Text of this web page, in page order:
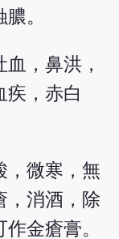
。
，鼻洪，
疾，赤白
，微寒，無
，消酒，除
金瘡膏。